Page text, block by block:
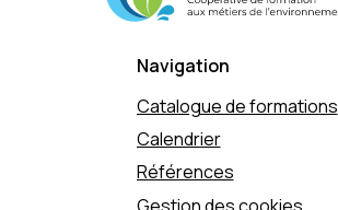
Navigation
Catalogue de formations
Calendrier
Références